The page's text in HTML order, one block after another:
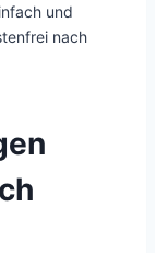
und
nach